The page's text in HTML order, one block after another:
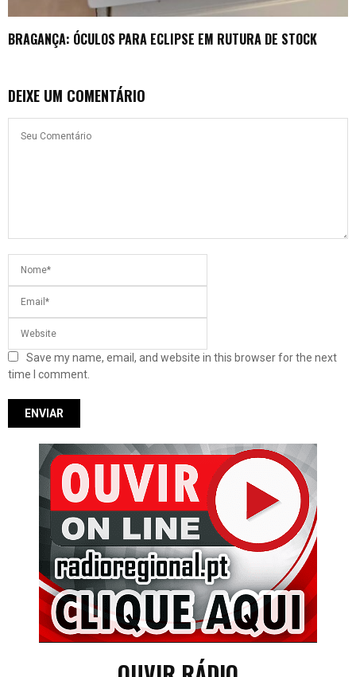
BRAGANÇA: ÓCULOS PARA ECLIPSE EM RUTURA DE STOCK
DEIXE UM COMENTÁRIO
Save my name, email, and website in this browser for the next
time I comment.